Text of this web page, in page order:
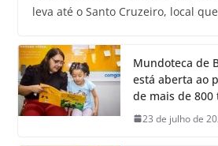
leva até o Santo Cruzeiro, local
Mundoteca de
está aberta ao
de mais de 800
23 de julho de